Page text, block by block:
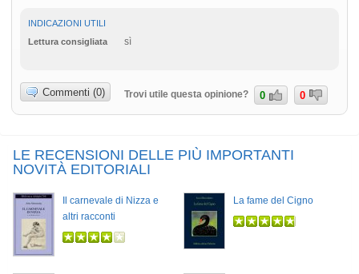
INDICAZIONI UTILI
Lettura consigliata
sì
Commenti (0) Trovi utile questa opinione? 0 0
LE RECENSIONI DELLE PIÙ IMPORTANTI
NOVITÀ EDITORIALI
Il carnevale di Nizza e
altri racconti
La fame del Cigno